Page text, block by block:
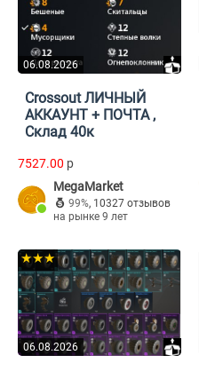
06.08.2026
Crossout ЛИЧНЫЙ
АККАУНТ + ПОЧТА ,
Склад 40к
7527.00 p
MegaMarket
99%, 10327 отзывов
на рынке 9 лет
06.08.2026
★★★